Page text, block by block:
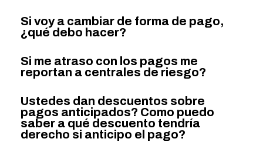
Si voy a cambiar de forma de pago,
¿qué debo hacer?
Si me atraso con los pagos me
reportan a centrales de riesgo?
Ustedes dan descuentos sobre
pagos anticipados? Como puedo
saber a qué descuento tendría
derecho si anticipo el pago?